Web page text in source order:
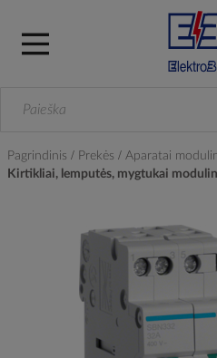
Pagrindinis Prekės
Aparatai
Kirtikliai, lemputės, mygtukai